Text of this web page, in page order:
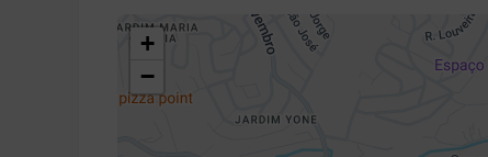
+
−